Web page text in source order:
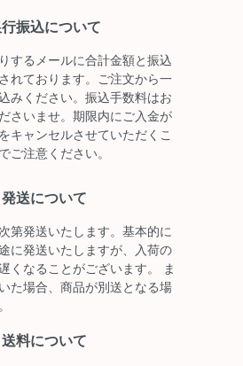
振込について
するメールに合計金額と振込
れております。ご注文から一
みください。振込手数料はお
さいませ。期限内にご入金が
キャンセルさせていただくこ
ご注意ください。
発送について
第発送いたします。基本的に
に発送いたしますが、入荷の
くなることがございます。 ま
た場合、商品が別送となる場
送料について